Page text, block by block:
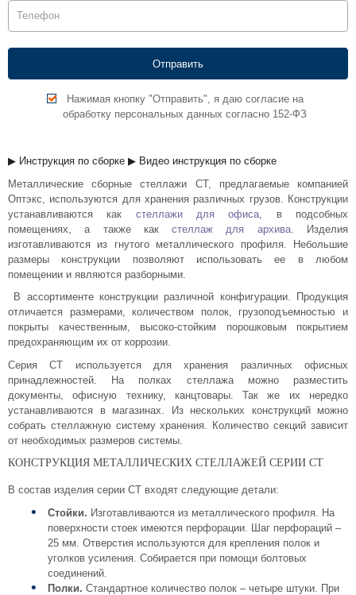
Нажимая кнопку "Отправить", я даю согласие на
обработку персональных данных согласно 152-ФЗ
▶ Инструкция по сборке ▶ Видео инструкция по сборке
Металлические сборные стеллажи СТ, предлагаемые компанией
Оптэкс, используются для хранения различных грузов. Конструкции
устанавливаются как стеллажи для офиса , в подсобных
помещениях, а также какстеллаж для архива. Изделия
изготавливаются из гнутого металлического профиля. Небольшие
размеры конструкции позволяют использовать ее в любом
помещении и являются разборными.
В ассортименте конструкции различной конфигурации. Продукция
отличается размерами, количеством полок, грузоподъемностью и
покрыты качественным, высоко-стойким порошковым покрытием
предохраняющим их от коррозии.
Серия СТ используется для хранения различных офисных
принадлежностей. На полках стеллажа можно разместить
документы, офисную технику, канцтовары. Так же их нередко
устанавливаются в магазинах. Из нескольких конструкций можно
собрать стеллажную систему хранения. Количество секций зависит
от необходимых размеров системы.
КОНСТРУКЦИЯ МЕТАЛЛИЧЕСКИХ СТЕЛЛАЖЕЙ СЕРИИ СТ
В состав изделия серии СТ входят следующие детали:
Стойки. Изготавливаются из металлического профиля. На
поверхности стоек имеются перфорации. Шаг перфораций –
25 мм. Отверстия используются для крепления полок и
уголков усиления. Собирается при помощи болтовых
соединений.
Полки. Стандартное количество полок – четыре штуки. При
Комплектующие для шкафов